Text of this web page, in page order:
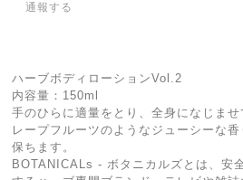
通報する
ハーブボディローションVol.2
内容量：150ml
手のひらに適量をとり、全身になじま
レープフルーツのようなジューシーな
保ちます。
BOTANICALs - ボタニカルズとは、安